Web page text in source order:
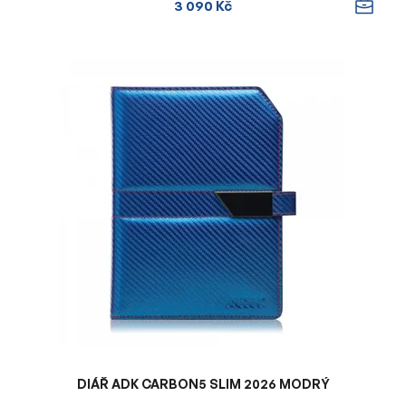
3 090 Kč
DIÁŘ ADK CARBON5 SLIM 2026 MODRÝ